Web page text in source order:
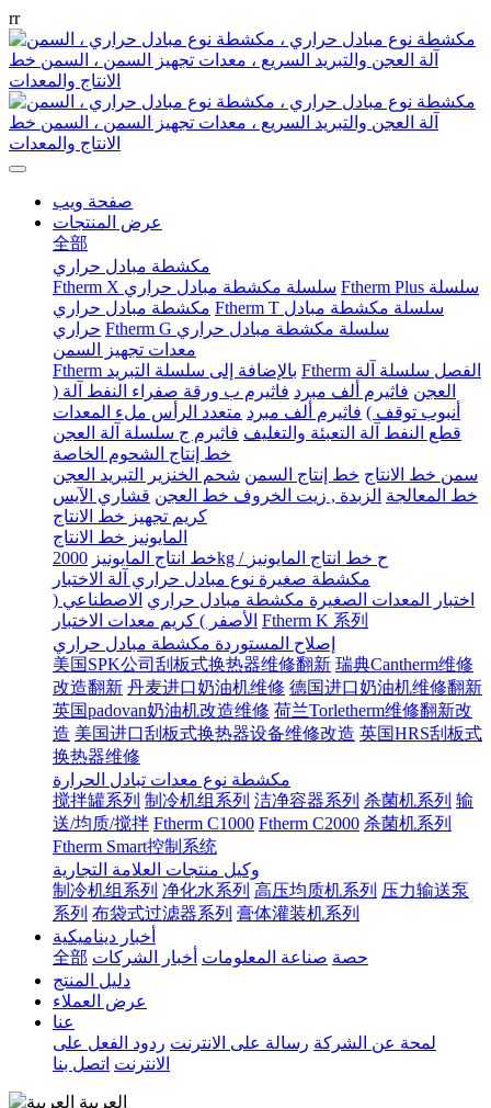
rr
صفحة ويب
عرض المنتجات
全部
مكشطة مبادل حراري
Ftherm X سلسلة مكشطة مبادل حراري Ftherm Plus سلسلة
مكشطة مبادل حراري Ftherm T سلسلة مكشطة مبادل
حراري
Ftherm G سلسلة مكشطة مبادل حراري
معدات تجهيز السمن
Ftherm بالإضافة إلى سلسلة التبريد Ftherm الفصل سلسلة آلة
العجن فاثيرم ألف مبرد فاثيرم ب ورقة صفراء النفط آلة (
أنبوب توقف ) فاثيرم ألف مبرد متعدد الرأس ملء المعدات
قطع النفط آلة التعبئة والتغليف فاثيرم ج سلسلة آلة العجن
خط إنتاج الشحوم الخاصة
سمن خط الانتاج خط إنتاج السمن شحم الخنزير التبريد العجن
خط المعالجة الزبدة , زيت الخروف خط العجن قشاري الآيس
كريم تجهيز خط الانتاج
المايونيز خط الانتاج
خط انتاج المايونيز
2000kg / ح خط انتاج المايونيز
مكشطة صغيرة نوع مبادل حراري آلة الاختبار
اختبار المعدات الصغيرة مكشطة مبادل حراري الاصطناعي (
الأصفر ) كريم معدات الاختبار Ftherm K 系列
إصلاح المستوردة مكشطة مبادل حراري
美国SPK公司刮板式换热器维修翻新 瑞典Cantherm维修
改造翻新 丹麦进口奶油机维修 德国进口奶油机维修翻新
英国padovan奶油机改造维修 荷兰Torletherm维修翻新改
造 美国进口刮板式换热器设备维修改造 英国HRS刮板式
换热器维修
مكشطة نوع معدات تبادل الحرارة
搅拌罐系列 制冷机组系列 洁净容器系列 杀菌机系列 输
送/均质/搅拌 Ftherm C1000 Ftherm C2000 杀菌机系列
Ftherm Smart控制系统
وكيل منتجات العلامة التجارية
制冷机组系列 净化水系列 高压均质机系列 压力输送泵
系列 布袋式过滤器系列 膏体灌装机系列
أخبار ديناميكية
全部
حصة صناعة المعلومات أخبار الشركات
دليل المنتج
عرض العملاء
عنا
لمحة عن الشركة رسالة على الانترنت ردود الفعل على
الانترنت اتصل بنا
العربية